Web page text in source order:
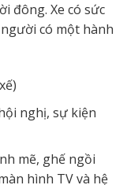
đông. Xe có sức
có một hành
nghị, sự kiện
mẽ, ghế ngồi
hình TV và hệ